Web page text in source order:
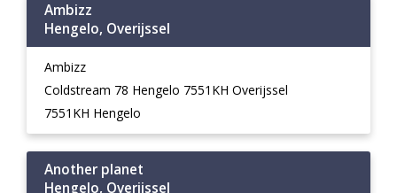
Ambizz
Hengelo, Overijssel
Ambizz
Coldstream 78 Hengelo 7551KH Overijssel
7551KH Hengelo
Another planet
Hengelo, Overijssel